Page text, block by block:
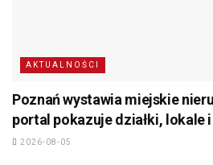
AKTUALNOŚCI
Poznań wystawia miejskie
portal pokazuje działki, lokale
2026-08-05